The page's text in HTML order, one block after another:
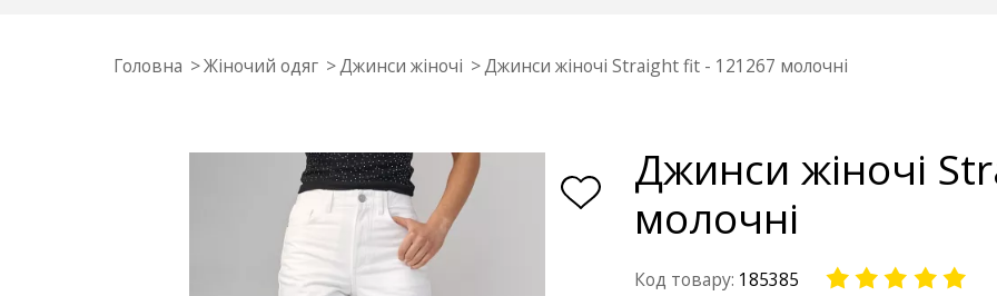
Головна Жіночий одяг Джинси жіночі Джинси жіночі Straight fit - 121267 молочні
Джинси жіночі
молочні
Код товару: 185385